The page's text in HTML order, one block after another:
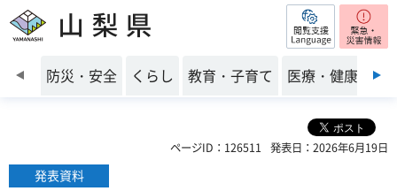
山梨県 閲覧支援
前のスライドを表示
防災・安全 くらし 教育・子育て 医療・健康・福
ページID：126511 発表日：2026年6月19日
発表資料